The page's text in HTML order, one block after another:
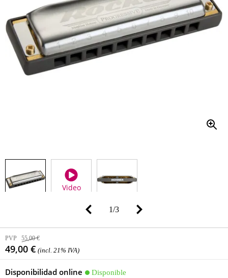
Video
1/3
PVP 55,00 €
49,00 € (incl. 21% IVA)
Disponibilidad online
Disponible